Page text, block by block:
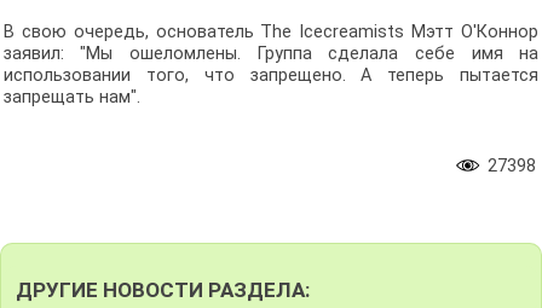
В свою очередь, основатель The Icecreamists Мэтт О'Коннор
заявил: "Мы ошеломлены. Группа сделала себе имя на
использовании того, что запрещено. А теперь пытается
запрещать нам".
27398
ДРУГИЕ НОВОСТИ РАЗДЕЛА: